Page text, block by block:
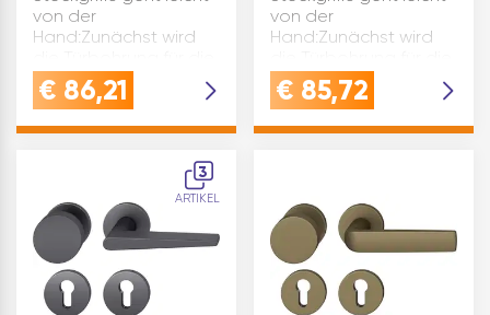
von der
Hand:Zunächst wird
Spannrosetten
vorbereitet, die für
von 27 mm geeignet
€ 86,21
von der
Hand:Zunächst wird
Spannrosetten
vorbereitet, die für
von 27 mm geeignet
€ 85,72
3
ARTIKEL